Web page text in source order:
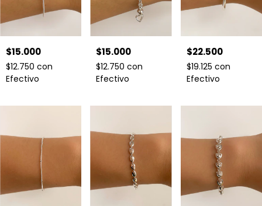
$15.000
$12.750 con
Efectivo
$15.000
$12.750con
Efectivo
$22.500
$19.125 con
Efectivo